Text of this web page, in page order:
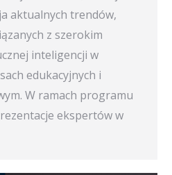
aktualnych trendów,
z szerokim
inteligencji w
edukacyjnych i
W ramach programu
ekspertów w